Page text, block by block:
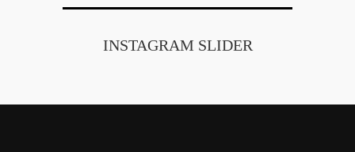
INSTAGRAM SLIDER